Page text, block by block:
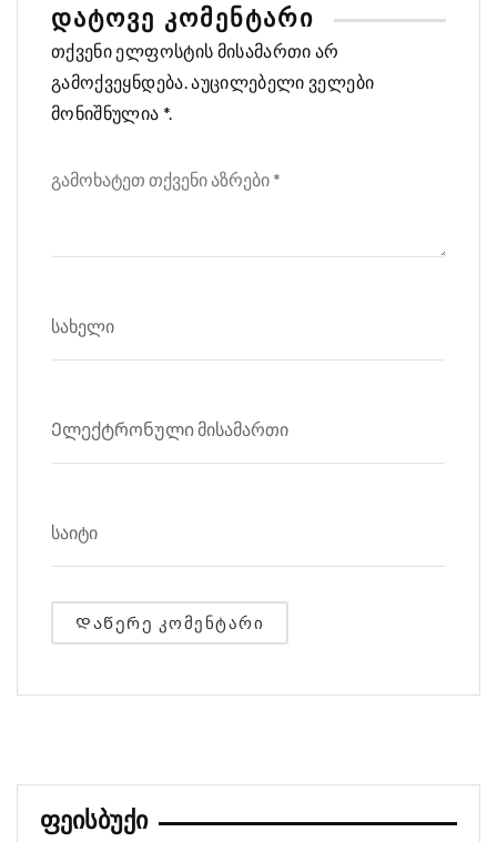
ᲓᲐᲢᲝᲕᲔ ᲙᲝᲛᲔᲜᲢᲐᲠᲘ
თქვენი ელფოსტის მისამართი არ
გამოქვეყნდება. აუცილებელი ველები
მონიშნულია *.
ᲤᲔᲘᲡᲑᲣᲥᲘ